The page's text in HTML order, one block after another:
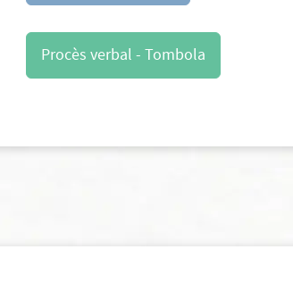
Procès verbal - Tombola